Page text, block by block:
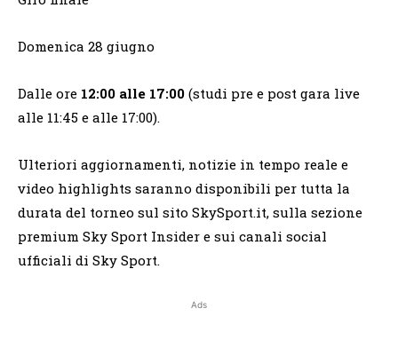
Domenica 28 giugno
Dalle ore 12:00 alle 17:00 (studi pre e post gara live
alle 11:45 e alle 17:00).
Ulteriori aggiornamenti, notizie in tempo reale e
video highlights saranno disponibili per tutta la
durata del torneo sul sito SkySport.it, sulla sezione
premium Sky Sport Insider e sui canali social
ufficiali di Sky Sport.
Ads